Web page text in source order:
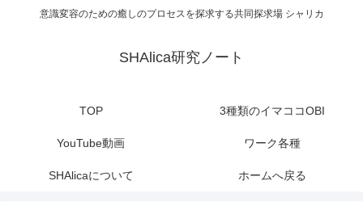
意識変容のための癒しのプロセスを探求する共同探求場 シャリカ
SHAlica研究ノート
TOP 3種類のイマココOBI
YouTube動画 ワーク各種
SHAlicaについて ホームへ戻る